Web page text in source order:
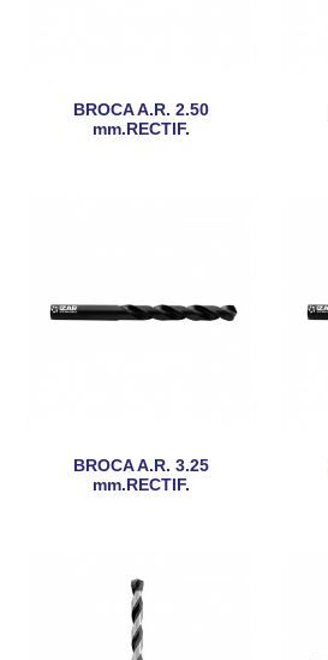
BROCA A.R. 2.50
mm.RECTIF.
BROCA A.R. 3.25
mm.RECTIF.